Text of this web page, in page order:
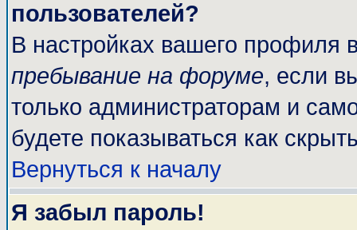
пользователей?
В настройках вашего профиля
пребывание на форуме, если
только администраторам и
будете показываться как
Вернуться к началу
Я забыл пароль!